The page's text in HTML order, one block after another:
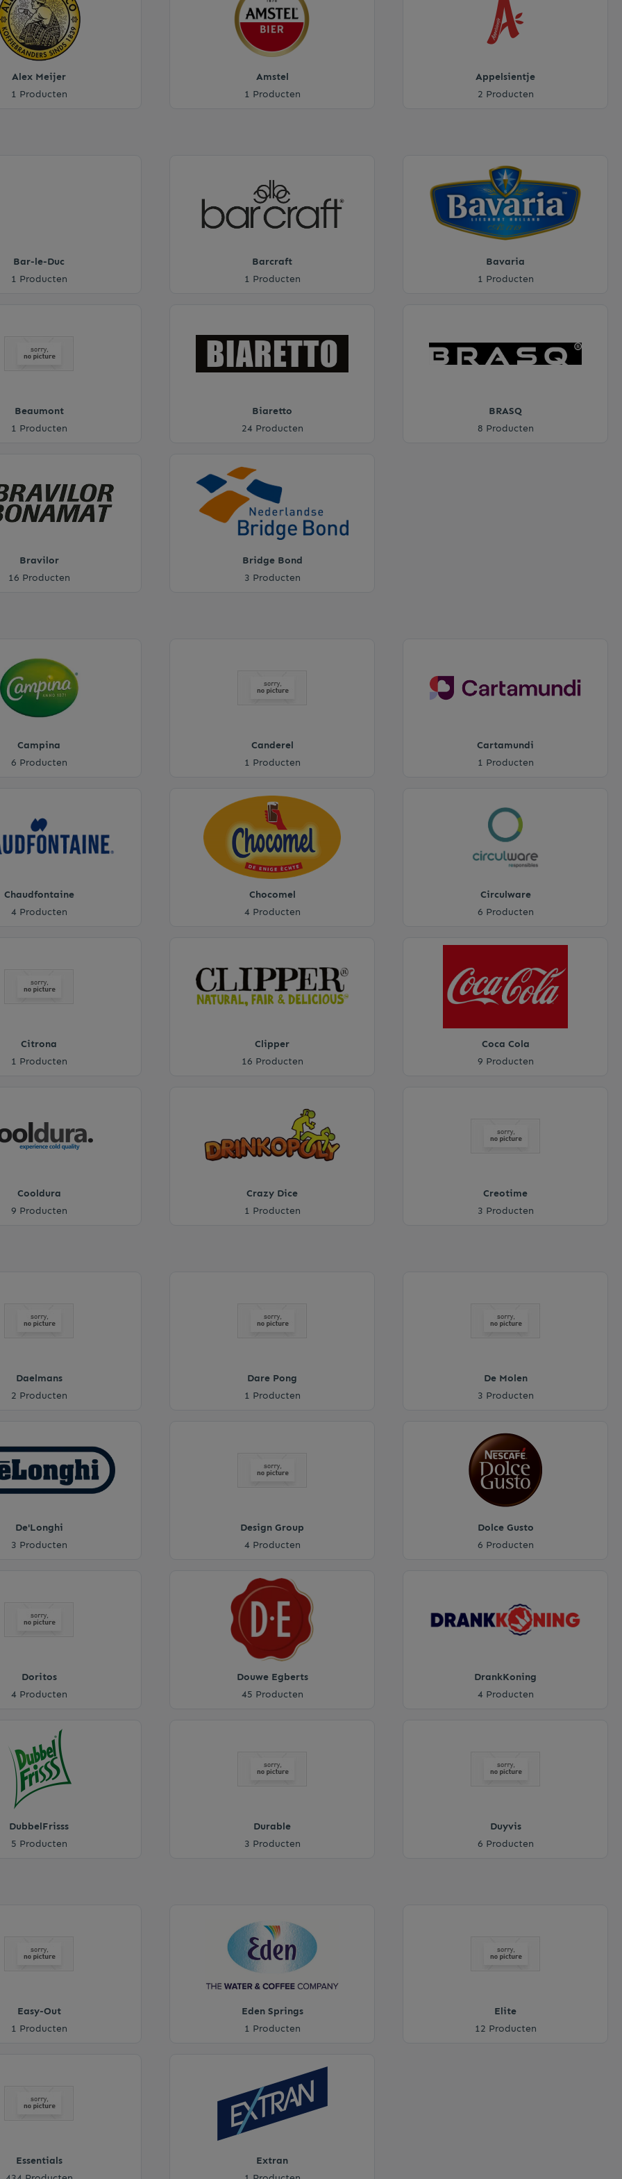
Onderzetters
Serveerplanken
Alex Meijer
1 Producten
Amstel
1 Producten
Appelsientje
2 Producten
Bar-le-Duc
1 Producten
Barcraft
1 Producten
Bavaria
1 Producten
Beaumont
1 Producten
Biaretto
24 Producten
BRASQ
8 Producten
Bravilor
16 Producten
Bridge Bond
3 Producten
Campina
6 Producten
Canderel
1 Producten
Cartamundi
1 Producten
Chaudfontaine
4 Producten
Chocomel
4 Producten
Circulware
6 Producten
Citrona
1 Producten
Clipper
16 Producten
Coca Cola
9 Producten
Cooldura
9 Producten
Crazy Dice
1 Producten
Creotime
3 Producten
Daelmans
2 Producten
Dare Pong
1 Producten
De Molen
3 Producten
De'Longhi
3 Producten
Design Group
4 Producten
Dolce Gusto
6 Producten
Doritos
4 Producten
Douwe Egberts
45 Producten
DrankKoning
4 Producten
DubbelFrisss
5 Producten
Durable
3 Producten
Duyvis
6 Producten
Easy-Out
1 Producten
Eden Springs
1 Producten
Elite
12 Producten
Essentials
Extran